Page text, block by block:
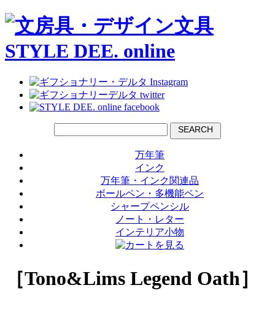
SEARCH
万年筆
インク
万年筆・インク関連品
ボールペン・多機能ペン
シャープペンシル
ノート・レター
インテリア小物
［Tono&Lims Legend Oath］